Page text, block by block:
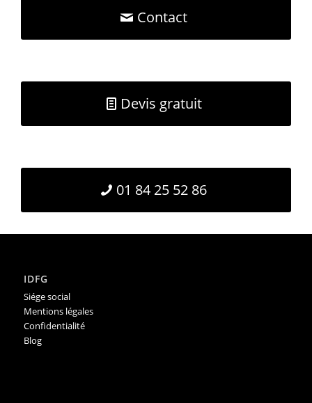
Contact
Devis gratuit
01 84 25 52 86
IDFG
Siége social
Mentions légales
Confidentialité
Blog